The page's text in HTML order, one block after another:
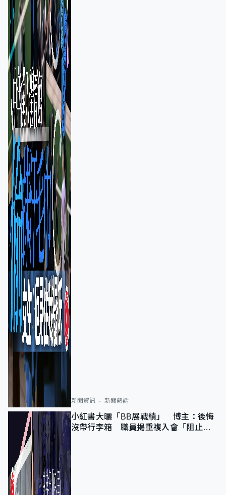
新聞資訊 新聞熱話
小紅書大曬「BB展戰績」 博主：後悔
沒帶行李箱 職員揭重複入會「阻止唔